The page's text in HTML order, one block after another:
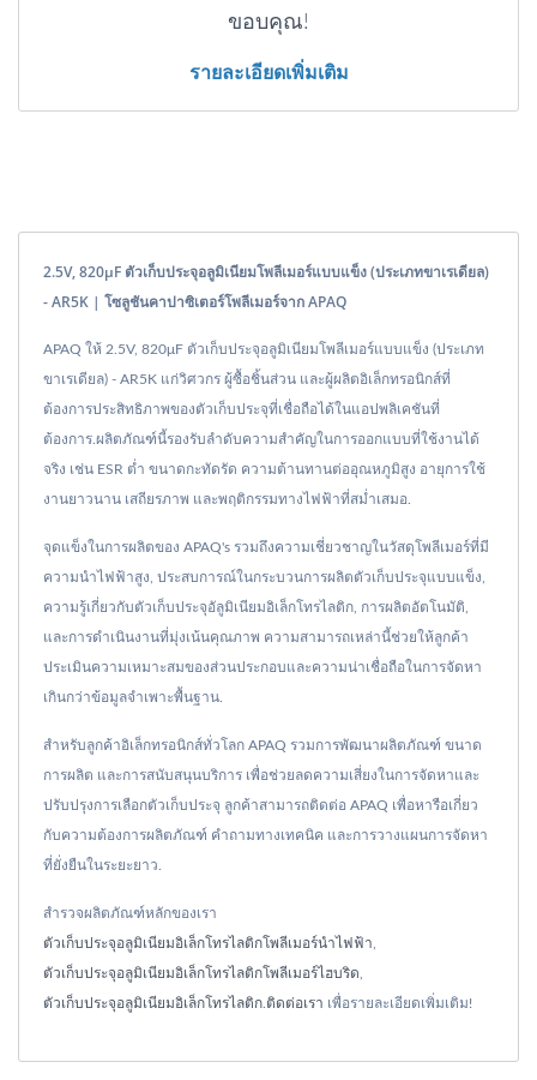
ขอบคุณ!
รายละเอียดเพิ่มเติม
2.5V, 820μF ตัวเก็บประจุอลูมิเนียมโพลีเมอร์แบบแข็ง (ประเภทขาเรเดียล)
- AR5K | โซลูชันคาปาซิเตอร์โพลีเมอร์จาก APAQ
APAQ ให้ 2.5V, 820μF ตัวเก็บประจุอลูมิเนียมโพลีเมอร์แบบแข็ง (ประเภท
ขาเรเดียล) - AR5K แก่วิศวกร ผู้ซื้อชิ้นส่วน และผู้ผลิตอิเล็กทรอนิกส์ที่
ต้องการประสิทธิภาพของตัวเก็บประจุที่เชื่อถือได้ในแอปพลิเคชันที่
ต้องการ.ผลิตภัณฑ์นี้รองรับลำดับความสำคัญในการออกแบบที่ใช้งานได้
จริง เช่น ESR ต่ำ ขนาดกะทัดรัด ความต้านทานต่ออุณหภูมิสูง อายุการใช้
งานยาวนาน เสถียรภาพ และพฤติกรรมทางไฟฟ้าที่สม่ำเสมอ.
จุดแข็งในการผลิตของ APAQ's รวมถึงความเชี่ยวชาญในวัสดุโพลีเมอร์ที่มี
ความนำไฟฟ้าสูง, ประสบการณ์ในกระบวนการผลิตตัวเก็บประจุแบบแข็ง,
ความรู้เกี่ยวกับตัวเก็บประจุอัลูมิเนียมอิเล็กโทรไลติก, การผลิตอัตโนมัติ,
และการดำเนินงานที่มุ่งเน้นคุณภาพ ความสามารถเหล่านี้ช่วยให้ลูกค้า
ประเมินความเหมาะสมของส่วนประกอบและความน่าเชื่อถือในการจัดหา
เกินกว่าข้อมูลจำเพาะพื้นฐาน.
สำหรับลูกค้าอิเล็กทรอนิกส์ทั่วโลก APAQ รวมการพัฒนาผลิตภัณฑ์ ขนาด
การผลิต และการสนับสนุนบริการ เพื่อช่วยลดความเสี่ยงในการจัดหาและ
ปรับปรุงการเลือกตัวเก็บประจุ ลูกค้าสามารถติดต่อ APAQ เพื่อหารือเกี่ยว
กับความต้องการผลิตภัณฑ์ คำถามทางเทคนิค และการวางแผนการจัดหา
ที่ยั่งยืนในระยะยาว.
สำรวจผลิตภัณฑ์หลักของเรา
ตัวเก็บประจุอลูมิเนียมอิเล็กโทรไลติกโพลีเมอร์นำไฟฟ้า,
ตัวเก็บประจุอลูมิเนียมอิเล็กโทรไลติกโพลีเมอร์ไฮบริด,
ตัวเก็บประจุอลูมิเนียมอิเล็กโทรไลติก.ติดต่อเรา เพื่อรายละเอียดเพิ่มเติม!